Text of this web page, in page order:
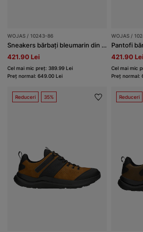
WOJAS / 10243-86
Sneakers bărbați bleumarin din combinații de piele
421.90 Lei
Cel mai mic preț: 389.99 Lei
Preț normal: 649.00 Lei
WOJAS /
Pantofi
421.90 Lei
Cel mai mic
Preț normal:
Reduceri 35% Reduceri